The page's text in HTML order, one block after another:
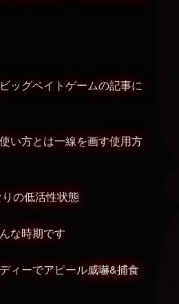
ッグベイトゲームの記事に
い方とは一線を画す使用方
の低活性状態
な時期です
ィーでアピール威嚇&捕食